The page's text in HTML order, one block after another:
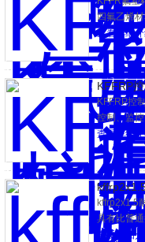
四氟乙烯
查看详细
KFFRP
KFFRP控
控制、监
查看详细
kffrp2x1.5
具有比普
查看详细